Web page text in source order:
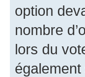
option
nombre
lors du